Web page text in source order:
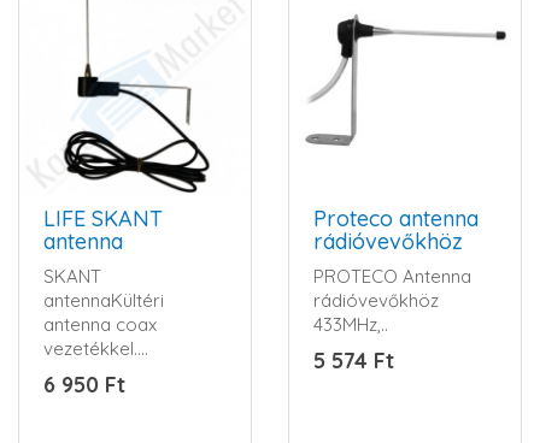
LIFE SKANT
antenna
SKANT
antennaKültéri
antenna coax
vezetékkel.
Rozsdamentes
rögzítőfüllel...
6 950 Ft
Proteco antenna
rádióvevőkhöz
PROTECO Antenna
rádióvevőkhöz
433MHz,..
5 574 Ft